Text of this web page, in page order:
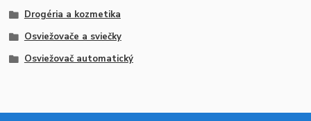
Drogéria a kozmetika
Osviežovače a sviečky
Osviežovač automatický